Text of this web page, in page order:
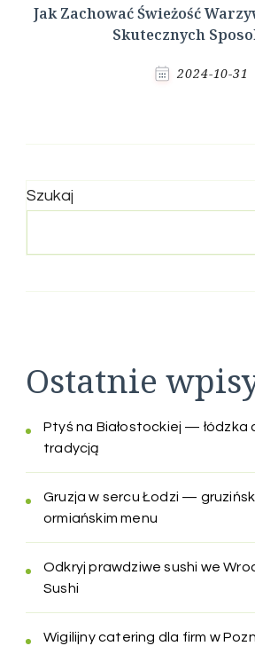
Jak Zachować Świeżość
Skutecznych
2024-10-31
Szukaj
Ostatnie
Ptyś na Białostockiej — łódzka
tradycją
Gruzja w sercu Łodzi —
ormiańskim menu
Odkryj prawdziwe sushi we
Sushi
Wigilijny catering dla firm w